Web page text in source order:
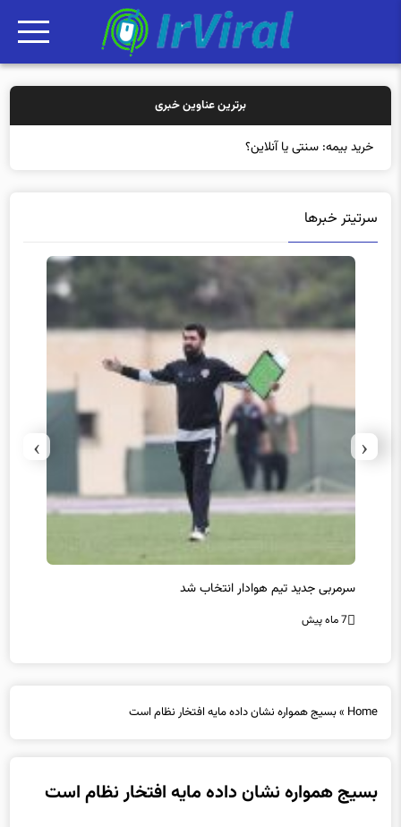
برترین عناوین خبری
خرید بیمه: سنتی یا آنلاین؟ کدامیک تجرب
سرتیتر خبرها
سرمربی جدید تیم هوادار انتخاب شد
7 ماه پیش
‹
›
Home
»بسیج همواره نشان داده مایه افتخار نظام است
بسیج همواره نشان داده مایه افتخار نظام است